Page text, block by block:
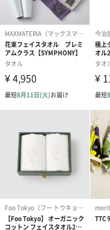
写真付きメッセージカ
ード（680円）
包装紙
ゴールド（390円）